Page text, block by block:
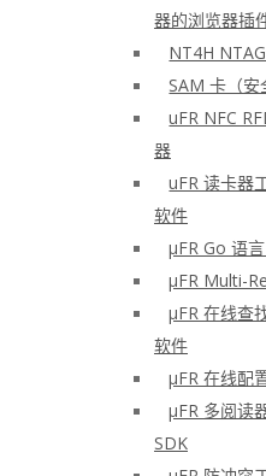
器的浏览器插
NT4H
SAM 卡（
uFR NFC
器
uFR 读卡器
软件
μFR Go 语
μFR Multi-
μFR 在线查
软件
μFR 在线配
μFR 多阅读
SDK